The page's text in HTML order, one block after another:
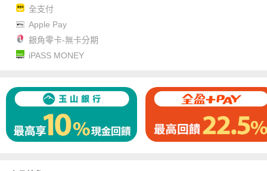
全支付
Apple Pay
銀角零卡-無卡分期
iPASS MONEY